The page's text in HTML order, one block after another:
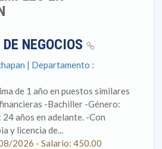
NEGOCIOS
| Departamento :
de 1 año en puestos similares
-Bachiller -Género:
años en adelante. -Con
y licencia de...
2026 - Salario: 450.00